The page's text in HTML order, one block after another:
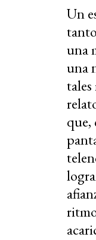
Un
una
una
que,